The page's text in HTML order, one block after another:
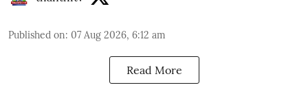
Published on: 07 Aug 2026, 6:12 am
Read More